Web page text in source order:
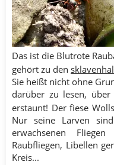
Das ist die Blutrote
gehört zu den
Sie heißt nicht ohne
darüber zu lesen,
erstaunt! Der fiese
Nur seine Larven
erwachsenen
Raubfliegen, Libellen
Kreis...​